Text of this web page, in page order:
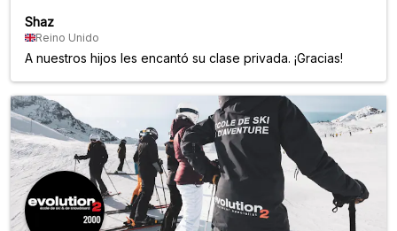
Shaz
Reino Unido
A nuestros hijos les encantó su clase privada. ¡Gracias!